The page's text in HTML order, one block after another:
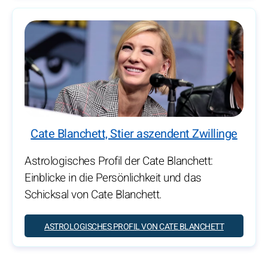
Cate Blanchett, Stier aszendent Zwillinge
Astrologisches Profil der Cate Blanchett:
Einblicke in die Persönlichkeit und das
Schicksal von Cate Blanchett.
ASTROLOGISCHES PROFIL VON CATE BLANCHETT